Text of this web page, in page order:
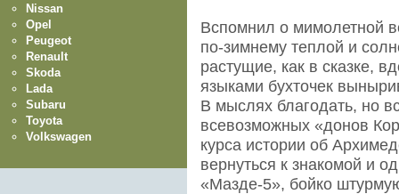
Вспомнил о мимолетной
по-зимнему теплой и
растущие, как в сказке,
языками бухточек
В мыслях благодать, но
всевозможных «донов
курса истории об
вернуться к знакомой и
«Мазде-5», бойко
Nissan
Opel
Peugeot
Renault
Skoda
Lada
Subaru
Toyota
Volkswagen